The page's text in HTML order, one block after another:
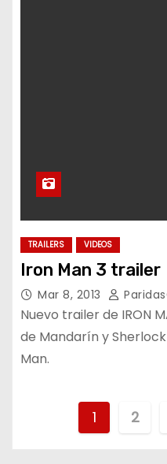
TRAILERS VIDEOS
Iron Man 3 trailer
Mar 8, 2013
Nuevo trailer de IRON
de Mandarín y
Man.
1 2